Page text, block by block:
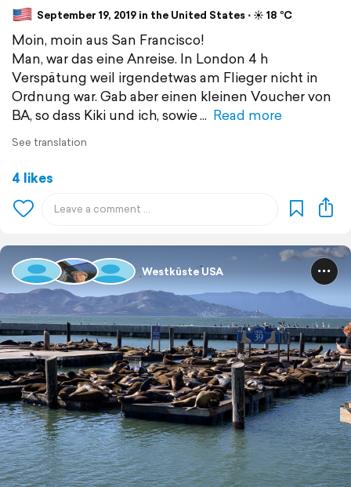
September 19, 2019 in the United States ⋅ ☀️ 18 °C
Moin, moin aus San Francisco!
Man, war das eine Anreise. In London 4 h
Verspätung weil irgendetwas am Flieger nicht in
Ordnung war. Gab aber einen kleinen Voucher von
BA, so dass Kiki und ich, sowie
Read more
See translation
4 likes
Westküste USA